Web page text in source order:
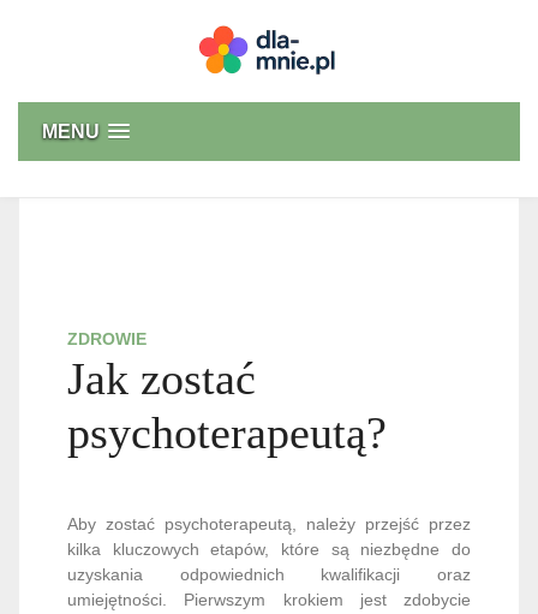
MENU
ZDROWIE
Jak zostać
psychoterapeutą?
Aby zostać psychoterapeutą, należy przejść przez
kilka kluczowych etapów, które są niezbędne do
uzyskania odpowiednich kwalifikacji oraz
umiejętności. Pierwszym krokiem jest zdobycie